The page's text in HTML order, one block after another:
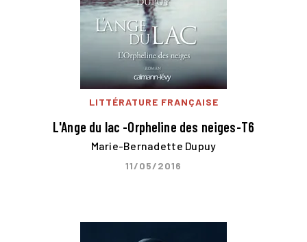
LITTÉRATURE FRANÇAISE
L'Ange du lac -Orpheline des neiges-T6
Marie-Bernadette Dupuy
11/05/2016